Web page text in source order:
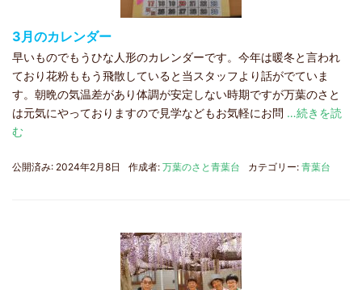
3月のカレンダー
早いものでもうひな人形のカレンダーです。今年は暖冬と言われ
ており花粉ももう飛散していると当スタッフより話がでていま
す。朝晩の気温差があり体調が安定しない時期ですが万葉のさと
は元気にやっておりますので見学などもお気軽にお問 …続きを読
む
公開済み: 2024年2月8日 作成者: 万葉のさと青葉台 カテゴリー: 青葉台